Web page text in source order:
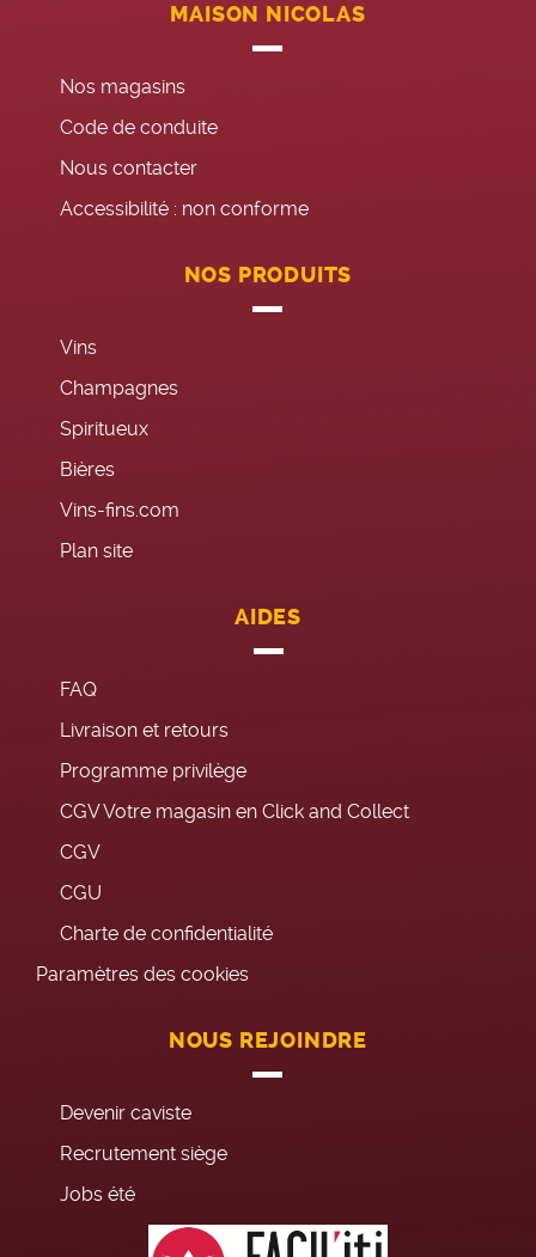
MAISON NICOLAS
Nos magasins
Code de conduite
Nous contacter
Accessibilité : non conforme
NOS PRODUITS
Vins
Champagnes
Spiritueux
Bières
Vins-fins.com
Plan site
AIDES
FAQ
Livraison et retours
Programme privilège
CGV Votre magasin en Click and Collect
CGV
CGU
Charte de confidentialité
Paramètres des cookies
NOUS REJOINDRE
Devenir caviste
Recrutement siège
Jobs été